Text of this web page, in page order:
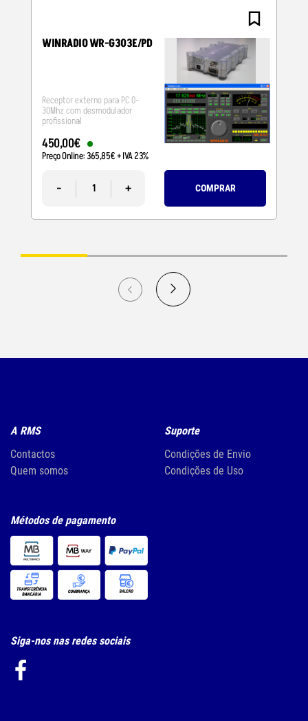
WINRADIO WR-G303E/PD
Receptor externo para PC 0-
30Mhz com desmodulador
profissional
450,00€
Preço Online:365,85€+ IVA 23%
- + COMPRAR
A RMS
Contactos
Quem somos
Suporte
Condições de Envio
Condições de Uso
Métodos de pagamento
Siga-nos nas redes sociais